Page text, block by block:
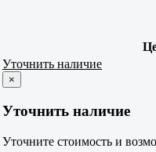
Уточнить наличие
×
Уточнить наличие
Уточните стоимость и